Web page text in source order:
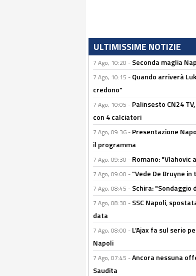
ULTIMISSIME NOTIZIE
7 Ago, 10:20 - Seconda maglia
7 Ago, 10:15 - Quando arriverà
credono"
7 Ago, 10:05 - Palinsesto CN24
con 4 calciatori
7 Ago, 09:36 - Presentazione
il programma
7 Ago, 09:30 - Romano: "Vlahovic
7 Ago, 09:00 - "Vede De Bruyne
7 Ago, 08:45 - Schira:
7 Ago, 08:30 - SSC Napoli,
data
7 Ago, 08:00 - L'Ajax fa sul serio
Napoli
7 Ago, 07:45 -Ancora nessuna
Saudita